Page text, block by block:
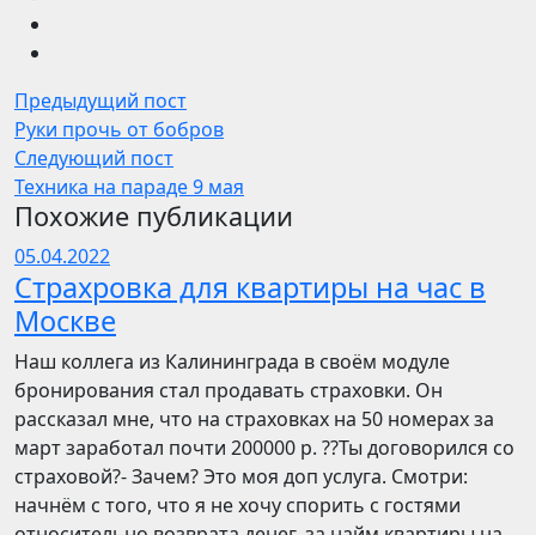
Предыдущий пост
Руки прочь от бобров
Следующий пост
Техника на параде 9 мая
Похожие публикации
05.04.2022
Страхровка для квартиры на час в
Москве
Наш коллега из Калининграда в своём модуле
бронирования стал продавать страховки. Он
рассказал мне, что на страховках на 50 номерах за
март заработал почти 200000 р. ??Ты договорился со
страховой?- Зачем? Это моя доп услуга. Смотри:
начнём с того, что я не хочу спорить с гостями